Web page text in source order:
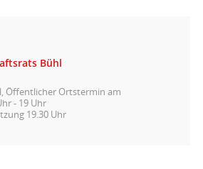
Bühl
Öffentlicher Ortstermin am
- 19 Uhr
19.30 Uhr